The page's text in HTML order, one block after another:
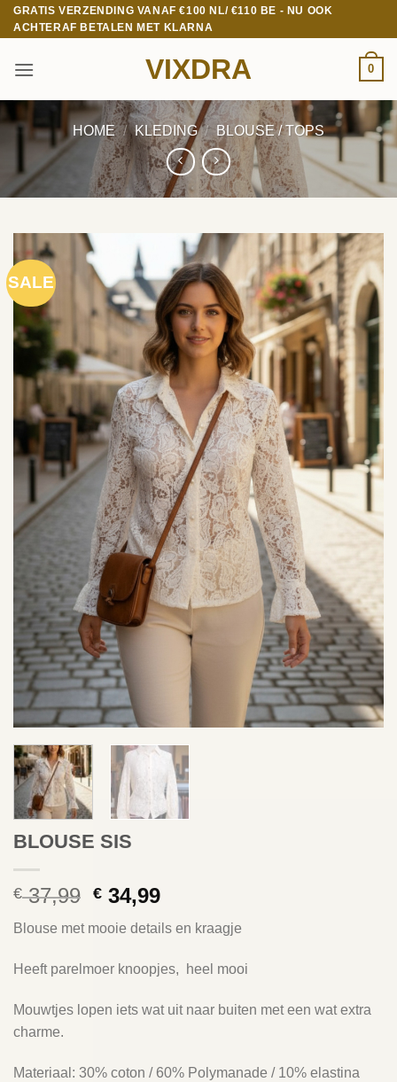
Ga
naar
GRATIS VERZENDING VANAF €100 NL/ €110 BE - NU OOK
ACHTERAF BETALEN MET KLARNA
VIXDRA 0
HOME / KLEDING / BLOUSE / TOPS
SALE
BLOUSE SIS
€37,99 Oorspronkelijke
prijs
was:
€ 37,99.
€ 34,99Huidige
prijs
is:
€ 34,99.
Blouse met mooie details en kraagje
Heeft parelmoer knoopjes, heel mooi
Mouwtjes lopen iets wat uit naar buiten met een wat extra
charme.
Materiaal: 30% coton / 60% Polymanade / 10% elastina